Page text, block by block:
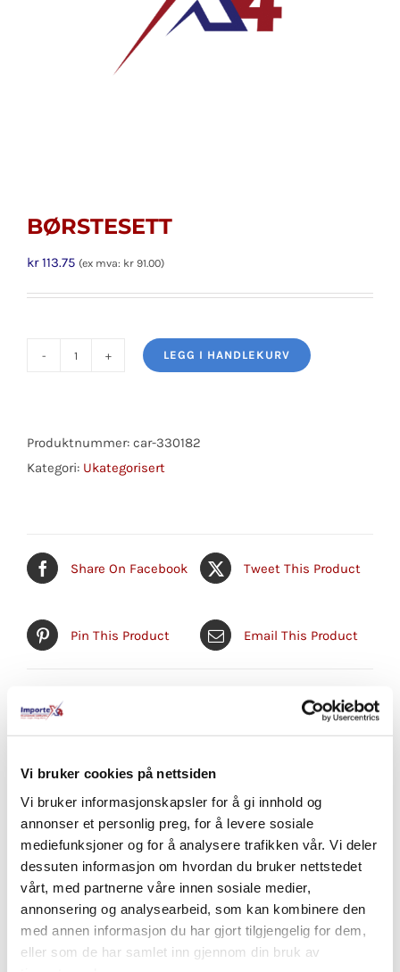
Vi bruker cookies på nettsiden
Vi bruker informasjonskapsler for å gi innhold og
annonser et personlig preg, for å levere sosiale
mediefunksjoner og for å analysere trafikken vår. Vi deler
dessuten informasjon om hvordan du bruker nettstedet
vårt, med partnerne våre innen sosiale medier,
annonsering og analysearbeid, som kan kombinere den
med annen informasjon du har gjort tilgjengelig for dem,
eller som de har samlet inn gjennom din bruk av
BØRSTESETT
kr113.75 (ex mva: kr 91.00)
BØRSTESETT
LEGG I HANDLEKURV
Produktnummer: car-330182
Kategori: Ukategorisert
Share On Facebook Tweet This Product
Pin This Product Email This Product
Relaterte produkter